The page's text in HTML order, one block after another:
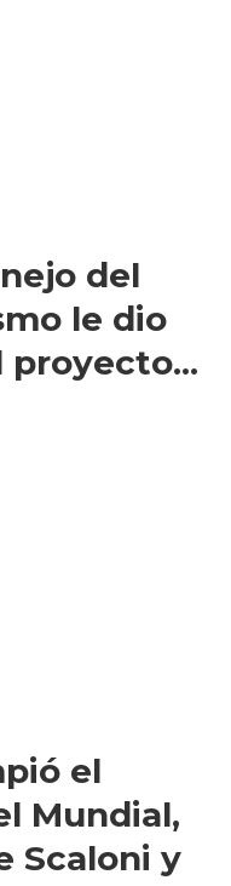
del
le dio
proyecto...
el
Mundial,
Scaloni y